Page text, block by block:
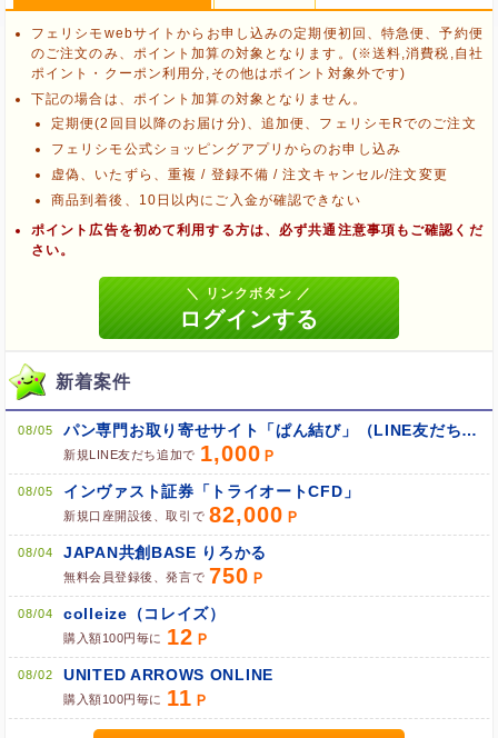
フェリシモwebサイトからお申し込みの定期便初回、特急便、予約便
のご注文のみ、ポイント加算の対象となります。(※送料,消費税,自社
ポイント・クーポン利用分,その他はポイント対象外です)
下記の場合は、ポイント加算の対象となりません。
定期便(2回目以降のお届け分)、追加便、フェリシモRでのご注文
フェリシモ公式ショッピングアプリからのお申し込み
虚偽、いたずら、重複 / 登録不備 / 注文キャンセル/注文変更
商品到着後、10日以内にご入金が確認できない
ポイント広告を初めて利用する方は、必ず共通注意事項もご確認くだ
さい。
ブラウザのクッキー情報を削除する
他のサイトにアクセスする
ブラウザのクッキー情報を全て削除してブラウザを再起動
ポケマNetにログインして「ポイント対象リンク」からポイント
広告を利用
新着案件
08/05 パン専門お取り寄せサイト「ぱん結び」（LINE友だち追加）
新規LINE友だち追加で 1,000
08/05 インヴァスト証券「トライオートCFD」
新規口座開設後、取引で 82,000
08/04 JAPAN共創BASE りろかる
無料会員登録後、発言で 750
08/04 colleize（コレイズ）
購入額100円毎に 12
08/02 UNITED ARROWS ONLINE
購入額100円毎に 11